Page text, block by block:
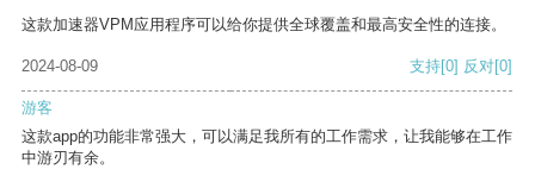
这款加速器VPM应用程序可以给你提供全球覆盖和最高安全性的连接。
2024-08-09 支持[0] 反对[0]
游客
这款app的功能非常强大，可以满足我所有的工作需求，让我能够在工作
中游刃有余。